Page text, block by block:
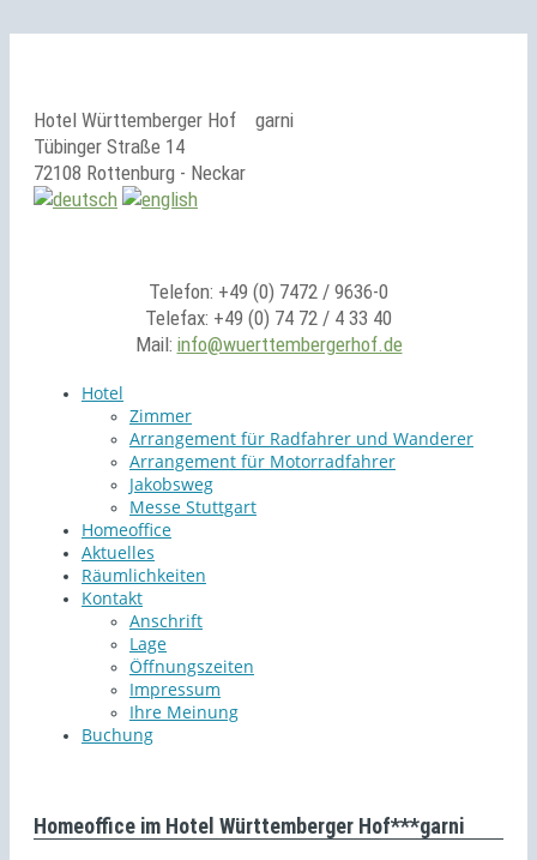
Hotel Württemberger Hof
garni
Tübinger Straße 14
72108 Rottenburg - Neckar
Telefon: +49 (0) 7472 / 9636-0
Telefax: +49 (0) 74 72 / 4 33 40
Mail: info@wuerttembergerhof.de
Hotel
Zimmer
Arrangement für Radfahrer und Wanderer
Arrangement für Motorradfahrer
Jakobsweg
Messe Stuttgart
Homeoffice
Aktuelles
Räumlichkeiten
Kontakt
Anschrift
Lage
Öffnungszeiten
Impressum
Ihre Meinung
Buchung
Homeoffice im Hotel Württemberger Hof***garni